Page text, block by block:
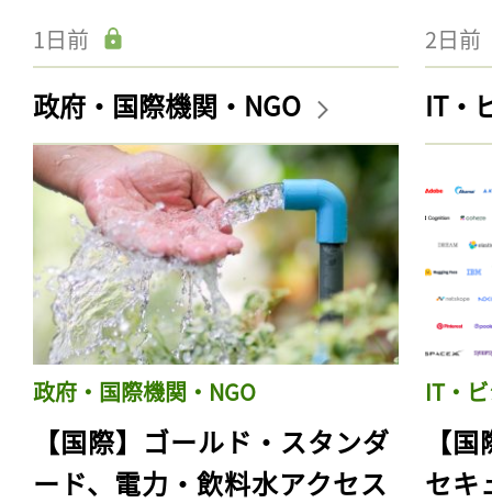
1日前 2日前
政府・国際機関・NGO
政府・国際機関・NGO
【国際】ゴールド・スタンダ
ード、電力・飲料水アクセス
IT・
IT・
【
セキ